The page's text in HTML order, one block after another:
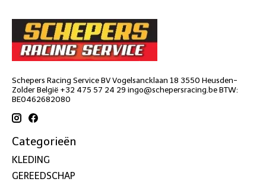
Schepers Racing Service BV Vogelsancklaan 18 3550 Heusden-
Zolder België +32 475 57 24 29 ingo@schepersracing.beBTW:
BE0462682080
Categorieën
KLEDING
GEREEDSCHAP